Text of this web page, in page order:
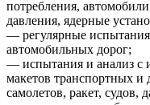
потребления,
давления, ядерные
— регулярные испытания
автомобильных дорог;
— испытания и анализ с
макетов транспортных и
самолетов, ракет, судов,